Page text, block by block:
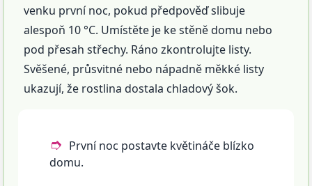
venku první noc, pokud předpověď slibuje
alespoň 10 °C. Umístěte je ke stěně domu nebo
pod přesah střechy. Ráno zkontrolujte listy.
Svěšené, průsvitné nebo nápadně měkké listy
ukazují, že rostlina dostala chladový šok.
První noc postavte květináče blízko
domu.